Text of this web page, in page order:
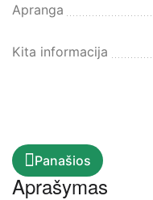
Apranga
Kita informacija
Panašios
Aprašymas